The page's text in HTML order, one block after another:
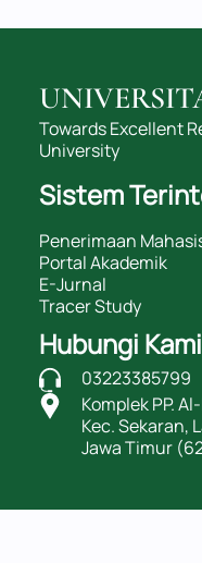
Towards Excellent
University
Sistem
Penerimaan
Portal Akademik
E-Jurnal
Tracer Study
Hubungi Kami
03223385799
Komplek PP.
Kec. Sekaran,
Jawa Timur